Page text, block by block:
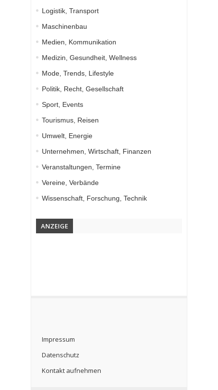
Logistik, Transport
Maschinenbau
Medien, Kommunikation
Medizin, Gesundheit, Wellness
Mode, Trends, Lifestyle
Politik, Recht, Gesellschaft
Sport, Events
Tourismus, Reisen
Umwelt, Energie
Unternehmen, Wirtschaft, Finanzen
Veranstaltungen, Termine
Vereine, Verbände
Wissenschaft, Forschung, Technik
ANZEIGE
Impressum
Datenschutz
Kontakt aufnehmen